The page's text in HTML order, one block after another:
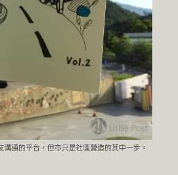
通的平台，但亦只是社區營造的其中一步。